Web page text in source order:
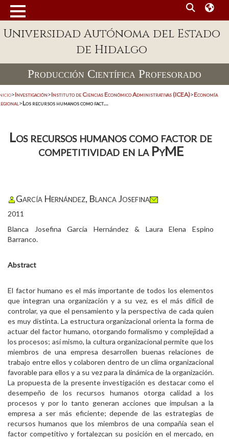
Universidad Autónoma del Estado
de Hidalgo
Producción Científica Profesorado
>Investigación>Instituto de Ciencias Económico Administrativas (ICEA)>Economía
>Los recursos humanos como fact...
Los recursos humanos como factor de
competitividad en la PyME
García Hernández, Blanca Josefina
2011
Blanca Josefina García Hernández & Laura Elena Espino
Barranco.
Abstract
El factor humano es el más importante de todos los elementos
que integran una organización y a su vez, es el más difícil de
controlar, ya que el pensamiento y la perspectiva de cada quien
es muy distinta. La estructura organizacional orienta la forma de
actuar del factor humano, otorgando formalismo y complejidad a
los procesos; así mismo, la cultura organizacional permite que los
miembros de una empresa desarrollen buenas relaciones de
trabajo entre ellos y colaboren dentro de un clima organizacional
favorable para ellos y a su vez para la dinámica de la organización.
La propuesta de la presente investigación es destacar como el
desempeño de los recursos humanos otorga calidad a los
procesos y por lo tanto generan acciones que impulsan a la
empresa a ser más eficiente; depende de las estrategias de
recursos humanos que los miembros de una compañía sean el
factor competitivo y fortalezcan su posición en el mercado, en